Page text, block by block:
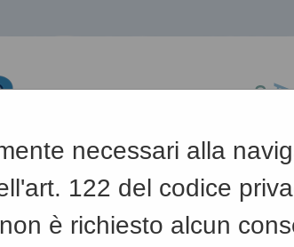
| Grafica - Testo - Alto
necessari alla
122 del codice
è richiesto alcun